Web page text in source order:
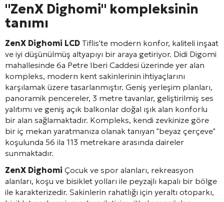
"ZenX Dighomi" kompleksinin
tanımı
ZenX Dighomi LCD Tiflis'te modern konfor, kaliteli inşaat
ve iyi düşünülmüş altyapıyı bir araya getiriyor. Didi Digomi
mahallesinde 6a Petre Iberi Caddesi üzerinde yer alan
kompleks, modern kent sakinlerinin ihtiyaçlarını
karşılamak üzere tasarlanmıştır. Geniş yerleşim planları,
panoramik pencereler, 3 metre tavanlar, geliştirilmiş ses
yalıtımı ve geniş açık balkonlar doğal ışık alan konforlu
bir alan sağlamaktadır. Kompleks, kendi zevkinize göre
bir iç mekan yaratmanıza olanak tanıyan "beyaz çerçeve"
koşulunda 56 ila 113 metrekare arasında daireler
sunmaktadır.
ZenX Dighomi Çocuk ve spor alanları, rekreasyon
alanları, koşu ve bisiklet yolları ile peyzajlı kapalı bir bölge
ile karakterizedir. Sakinlerin rahatlığı için yeraltı otoparkı,